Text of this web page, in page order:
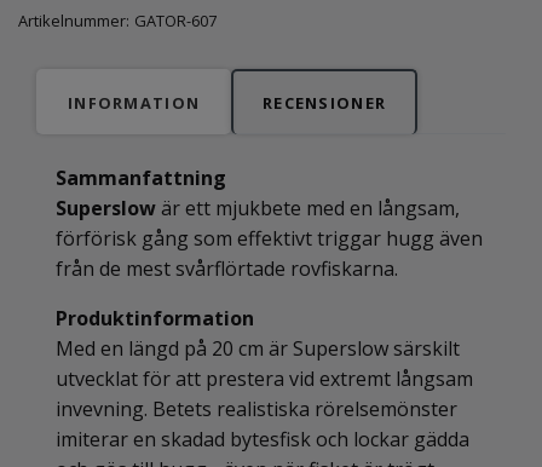
Artikelnummer: GATOR-607
INFORMATION RECENSIONER
Sammanfattning
Superslowär ett mjukbete med en långsam,
förförisk gång som effektivt triggar hugg även
från de mest svårflörtade rovfiskarna.
Produktinformation
Med en längd på 20 cm är Superslow särskilt
utvecklat för att prestera vid extremt långsam
invevning. Betets realistiska rörelsemönster
imiterar en skadad bytesfisk och lockar gädda